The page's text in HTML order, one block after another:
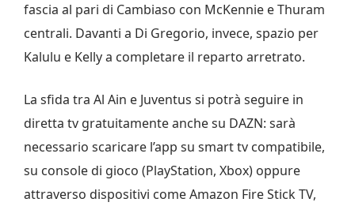
fascia al pari di Cambiaso con McKennie e Thuram
centrali. Davanti a Di Gregorio, invece, spazio per
Kalulu e Kelly a completare il reparto arretrato.
La sfida tra Al Ain e Juventus si potrà seguire in
diretta tv gratuitamente anche su DAZN: sarà
necessario scaricare l’app su smart tv compatibile,
su console di gioco (PlayStation, Xbox) oppure
attraverso dispositivi come Amazon Fire Stick TV,